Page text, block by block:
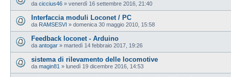
da ciccius46 » venerdì 16 settembre 2016, 21:40
Interfaccia moduli Loconet / PC
da RAMSESVI » domenica 30 maggio 2010, 15:58
Feedback loconet - Arduino
da antogar » martedì 14 febbraio 2017, 19:26
sistema di rilevamento delle locomotive
da magin81 » lunedì 19 dicembre 2016, 14:53